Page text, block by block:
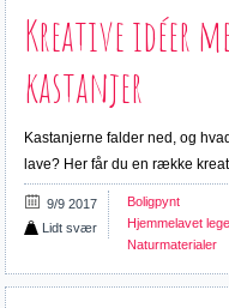
Kreative idéer
kastanjer
Kastanjerne falder ned, og
lave? Her får du en række
9/9 2017
Lidt svær
Boligpynt
Hjemmelavet
Naturmaterialer